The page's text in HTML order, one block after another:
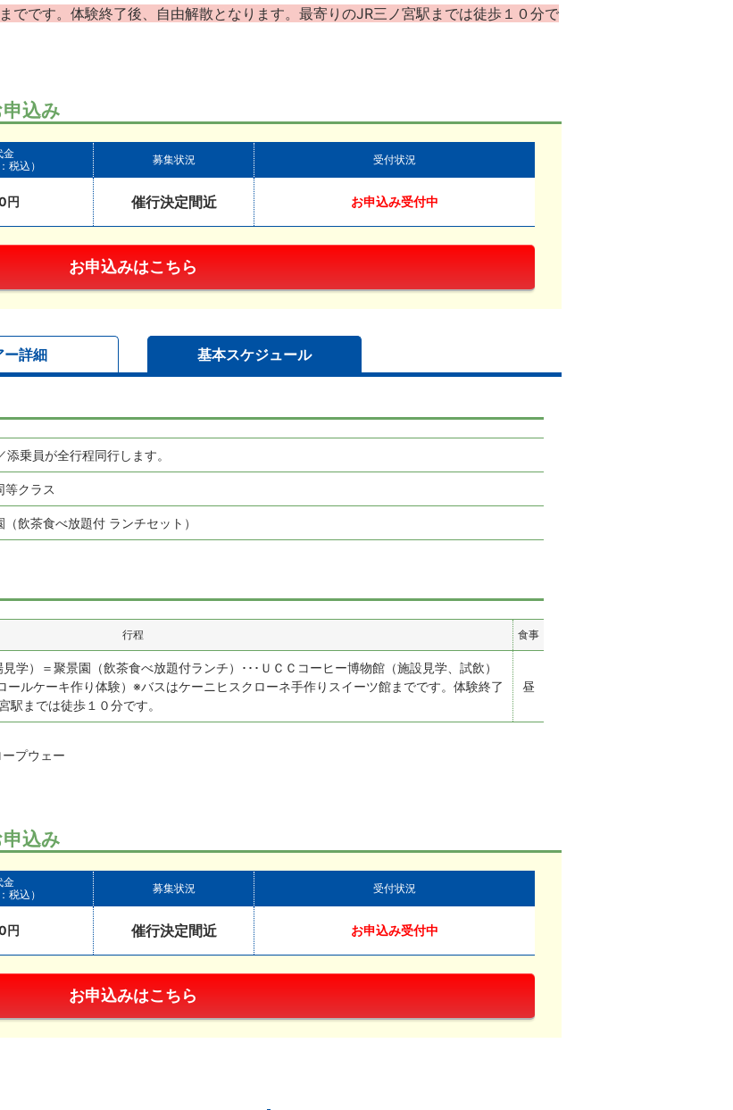
でです。体験終了後、自由解散となります。最寄りのJR三ノ宮駅までは徒歩１０分で
込み
金
税込）
募集状況 受付状況
円 催行決定間近 お申込み受付中
ー詳細 基本スケジュール
乗員が全行程同行します。
等クラス
飲茶食べ放題付 ランチセット）
行程 食事
学）＝聚景園（飲茶食べ放題付ランチ）･･･ＵＣＣコーヒー博物館（施設見学、試飲）
ールケーキ作り体験）※バスはケーニヒスクローネ手作りスイーツ館までです。体験終了
駅までは徒歩１０分です。
昼
プウェー
込み
金
税込）
募集状況 受付状況
円 催行決定間近 お申込み受付中